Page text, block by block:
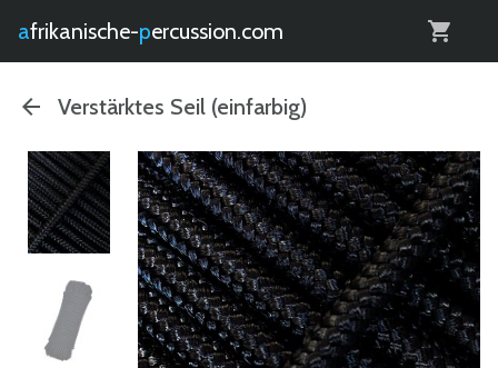
afrikanische- percussion.com
Verstärktes Seil (einfarbig)